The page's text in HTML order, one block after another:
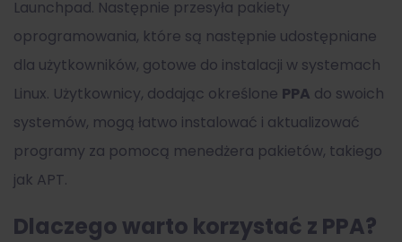
Launchpad. Następnie przesyła pakiety
oprogramowania, które są następnie udostępniane
dla użytkowników, gotowe do instalacji w systemach
Linux. Użytkownicy, dodając określone PPA do swoich
systemów, mogą łatwo instalować i aktualizować
programy za pomocą menedżera pakietów, takiego
jak APT.
Dlaczego warto korzystać z PPA?